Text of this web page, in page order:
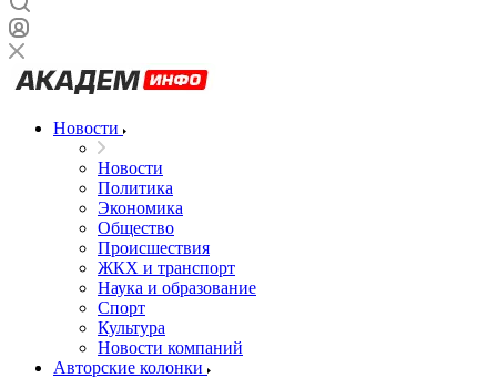
Новости
Новости
Политика
Экономика
Общество
Происшествия
ЖКХ и транспорт
Наука и образование
Спорт
Культура
Новости компаний
Авторские колонки